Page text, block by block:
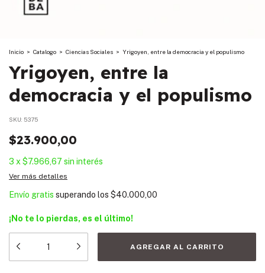
Inicio > Catalogo > Ciencias Sociales > Yrigoyen, entre la democracia y el populismo
Yrigoyen, entre la
democracia y el populismo
SKU: 5375
$23.900,00
3 x $7.966,67 sin interés
Ver más detalles
Envío gratis superando los $40.000,00
¡No te lo pierdas, es el último!